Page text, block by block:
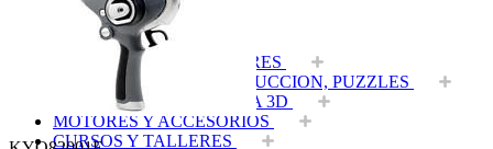
HELICOPTEROS RC
EQUIPOS RC
BATERIAS Y CARGADORES
JUEGOS MESA, CONSTRUCCION, PUZZLES
FILAMENTO IMPRESORA 3D
MOTORES Y ACCESORIOS
CURSOS Y TALLERES